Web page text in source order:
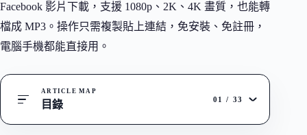
Facebook 影片下載，支援 1080p、2K、4K 畫質，也能轉
檔成 MP3。操作只需複製貼上連結，免安裝、免註冊，
電腦手機都能直接用。
ARTICLE MAP
目錄 01 / 33